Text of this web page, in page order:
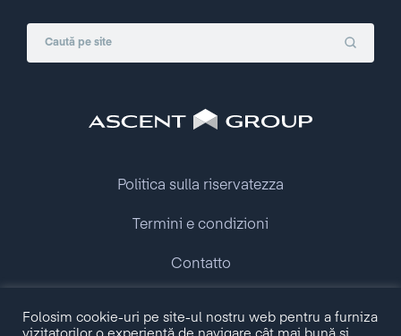
Copyright © 2009 - 2026 Ascent Group.
Politica sulla riservatezza
Termini e condizioni
Contatto
Folosim cookie-uri pe site-ul nostru web pentru a furniza